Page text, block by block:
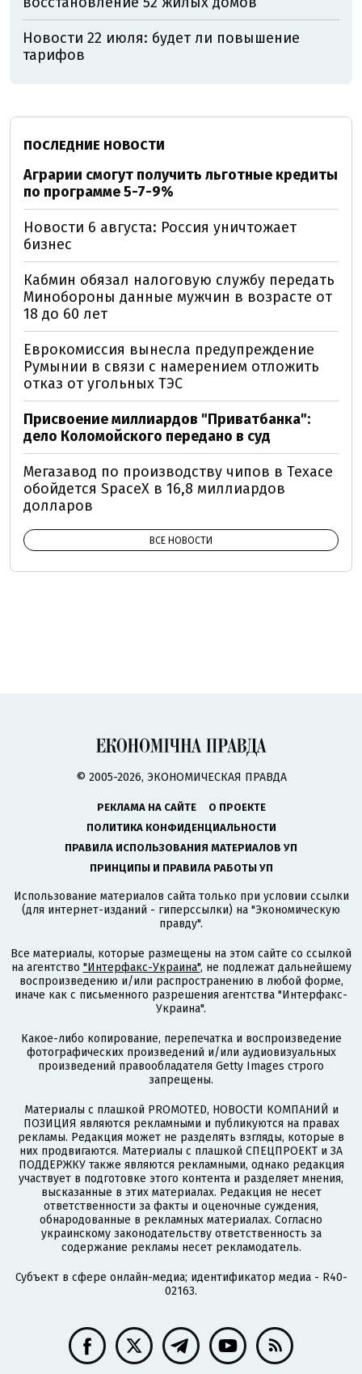
Новости 22 июля: будет ли повышение
тарифов
ПОСЛЕДНИЕ НОВОСТИ
Аграрии смогут получить льготные кредиты
по программе 5-7-9%
Новости 6 августа: Россия уничтожает
бизнес
Кабмин обязал налоговую службу передать
Минобороны данные мужчин в возрасте от
18 до 60 лет
Еврокомиссия вынесла предупреждение
Румынии в связи с намерением отложить
отказ от угольных ТЭС
Присвоение миллиардов "Приватбанка":
дело Коломойского передано в суд
Мегазавод по производству чипов в Техасе
обойдется SpaceX в 16,8 миллиардов
долларов
ВСЕ НОВОСТИ
© 2005-2026, ЭКОНОМИЧЕСКАЯ ПРАВДА
РЕКЛАМА НА САЙТЕ
О ПРОЕКТЕ
ПОЛИТИКА КОНФИДЕНЦИАЛЬНОСТИ
ПРАВИЛА ИСПОЛЬЗОВАНИЯ МАТЕРИАЛОВ УП
ПРИНЦИПЫ И ПРАВИЛА РАБОТЫ УП
Использование материалов сайта только при условии ссылки
(для интернет-изданий - гиперссылки) на "Экономическую
правду".
Все материалы, которые размещены на этом сайте со ссылкой
на агентство "Интерфакс-Украина", не подлежат дальнейшему
воспроизведению и/или распространению в любой форме,
иначе как с письменного разрешения агентства "Интерфакс-
Украина".
Какое-либо копирование, перепечатка и воспроизведение
фотографических произведений и/или аудиовизуальных
произведений правообладателя Getty Images строго
запрещены.
Материалы с плашкой PROMOTED, НОВОСТИ КОМПАНИЙ и
ПОЗИЦИЯ являются рекламными и публикуются на правах
рекламы. Редакция может не разделять взгляды, которые в
них продвигаются. Материалы с плашкой СПЕЦПРОЕКТ и ЗА
ПОДДЕРЖКУ также являются рекламными, однако редакция
участвует в подготовке этого контента и разделяет мнения,
высказанные в этих материалах. Редакция не несет
ответственности за факты и оценочные суждения,
обнародованные в рекламных материалах. Согласно
украинскому законодательству ответственность за
содержание рекламы несет рекламодатель.
Субъект в сфере онлайн-медиа; идентификатор медиа - R40-
02163.